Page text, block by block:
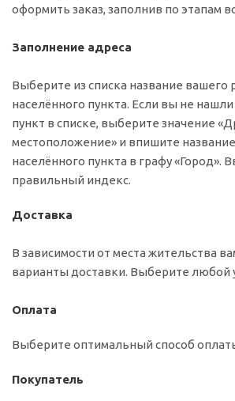
оформить заказ, заполнив по этапам
Заполнение адреса
Выберите из списка название вашего
населённого пункта. Если вы не
пункт в списке, выберите значение
местоположение» и впишите
населённого пункта в графу «Город».
правильный индекс.
Доставка
В зависимости от места жительства
варианты доставки. Выберите любой
Оплата
Выберите оптимальный способ
Покупатель